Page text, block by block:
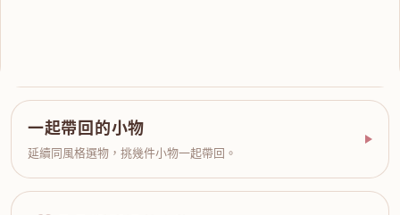
一起帶回的小物
延續同風格選物，挑幾件小物一起帶回。